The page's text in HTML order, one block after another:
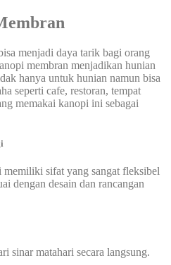
menjadi daya tarik bagi orang
membran menjadikan hunian
hanya untuk hunian namun bisa
seperti cafe, restoran, tempat
memakai kanopi ini sebagai
memiliki sifat yang sangat fleksibel
dengan desain dan rancangan
sinar matahari secara langsung.